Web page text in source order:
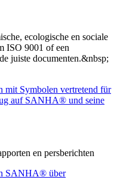
ecologische en sociale
ISO 9001 of een
juiste documenten.&nbsp;
en persberichten